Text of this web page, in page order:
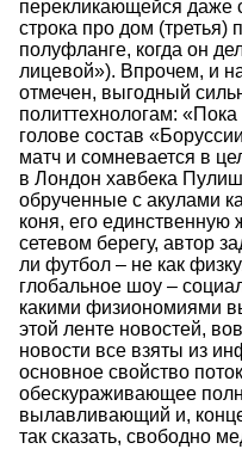
перекликающейся даже
строка про дом
полуфланге, когда он
лицевой»). Впрочем, и
отмечен, выгодный
политтехнологам:
голове состав
матч и сомневается в
в Лондон хавбека
обрученные с акулами
коня, его единственную
сетевом берегу, автор
ли футбол – не как
глобальное шоу –
какими физиономиями
этой ленте новостей,
новости все взяты из
основное свойство
обескураживающее
вылавливающий и,
так сказать, свободно